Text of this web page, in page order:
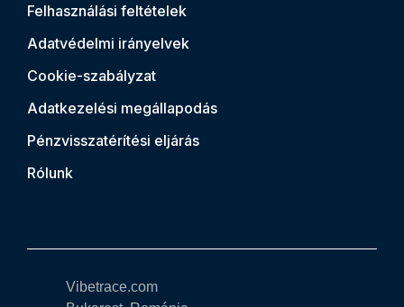
Felhasználási feltételek
Adatvédelmi irányelvek
Cookie-szabályzat
Adatkezelési megállapodás
Pénzvisszatérítési eljárás
Rólunk
Vibetrace.com